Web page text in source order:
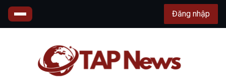
Đăng nhập